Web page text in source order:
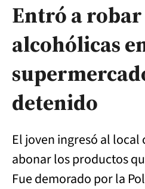
Entró a
alcohólicas
detenido
El joven ingresó al
abonar los productos
Fue demorado por la